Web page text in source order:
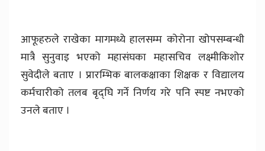
आफूहरुले राखेका मागमध्ये हालसम्म कोरोना खोपसम्बन्धी
मात्रै सुनुवाइ भएको महासंघका महासचिव लक्ष्मीकिशोर
सुवेदीले बताए । प्रारम्भिक बालकक्षाका शिक्षक र विद्यालय
कर्मचारीको तलब बृद्घि गर्ने निर्णय गरे पनि स्पष्ट नभएको
उनले बताए ।